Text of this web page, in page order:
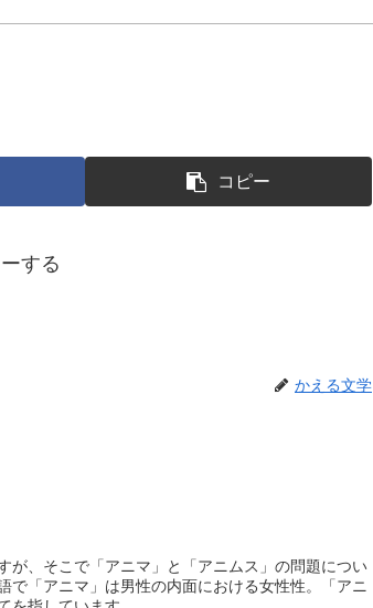
コピー
する
かえる文学
が、そこで「アニマ」と「アニムス」の問題につい
で「アニマ」は男性の内面における女性性。「アニ